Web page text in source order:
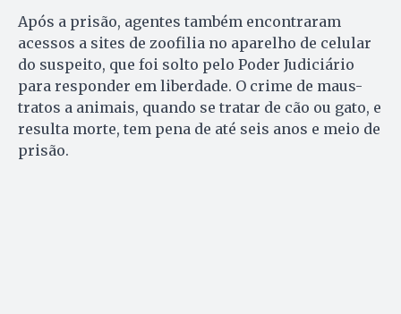
Após a prisão, agentes também encontraram
acessos a sites de zoofilia no aparelho de celular
do suspeito, que foi solto pelo Poder Judiciário
para responder em liberdade. O crime de maus-
tratos a animais, quando se tratar de cão ou gato, e
resulta morte, tem pena de até seis anos e meio de
prisão.